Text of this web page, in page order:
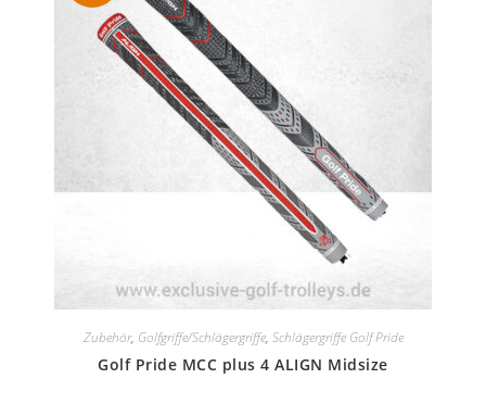
Zubehör, Golfgriffe/Schlägergriffe, Schlägergriffe Golf Pride
Golf Pride MCC plus 4 ALIGN Midsize